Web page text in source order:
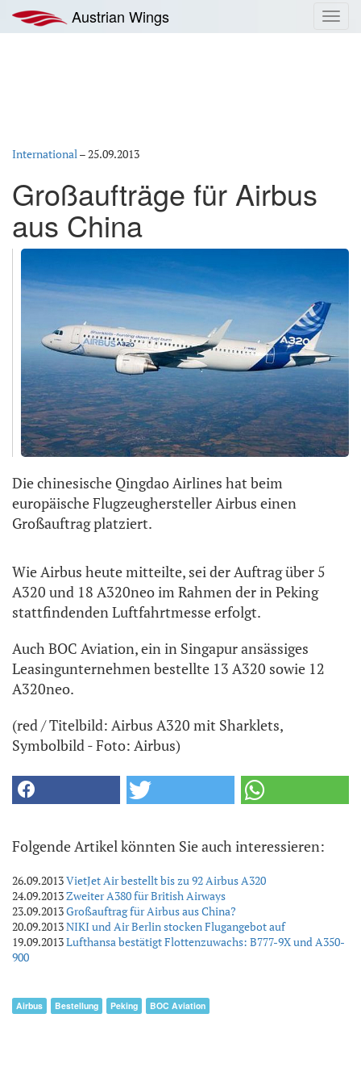
Inhalt
springen
Austrian Wings
International–25.09.2013
Großaufträge für Airbus
aus China
Die chinesische Qingdao Airlines hat beim
europäische Flugzeughersteller Airbus einen
Großauftrag platziert.
Wie Airbus heute mitteilte, sei der Auftrag über 5
A320 und 18 A320neo im Rahmen der in Peking
stattfindenden Luftfahrtmesse erfolgt.
Auch BOC Aviation, ein in Singapur ansässiges
Leasingunternehmen bestellte 13 A320 sowie 12
A320neo.
(red / Titelbild: Airbus A320 mit Sharklets,
Symbolbild - Foto: Airbus)
Folgende Artikel könnten Sie auch interessieren:
26.09.2013VietJet Air bestellt bis zu 92 Airbus A320
24.09.2013Zweiter A380 für British Airways
23.09.2013Großauftrag für Airbus aus China?
20.09.2013NIKI und Air Berlin stocken Flugangebot auf
19.09.2013Lufthansa bestätigt Flottenzuwachs: B777-9X und A350-
900
Airbus Bestellung Peking BOC Aviation